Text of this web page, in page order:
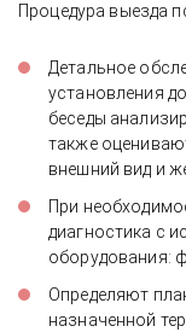
Процедура выезда
Детальное
установления
беседы
также
внешний вид и
При
диагностика с
оборудования:
Определяют
назначенной